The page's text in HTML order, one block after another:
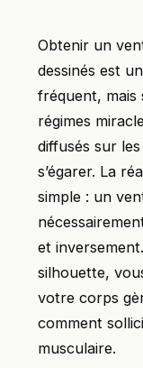
Obtenir un
dessinés est
fréquent, mais
régimes
diffusés sur
s’égarer. La
simple : un
et
silhouette,
votre corps
comment
musculaire.